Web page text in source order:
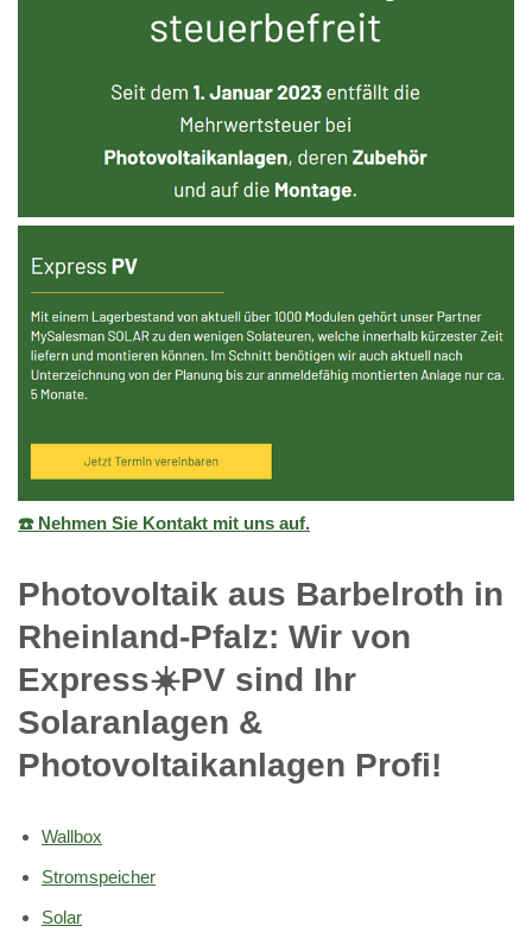
☎️ Nehmen Sie Kontakt mit uns auf.
Photovoltaik aus Barbelroth in
Rheinland-Pfalz: Wir von
Express☀️PV️ sind Ihr
Solaranlagen &
Photovoltaikanlagen Profi!
Wallbox
Stromspeicher
Solar